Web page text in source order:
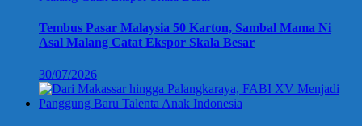
Tembus Pasar Malaysia 50 Karton, Sambal Mama Ni
Asal Malang Catat Ekspor Skala Besar
30/07/2026